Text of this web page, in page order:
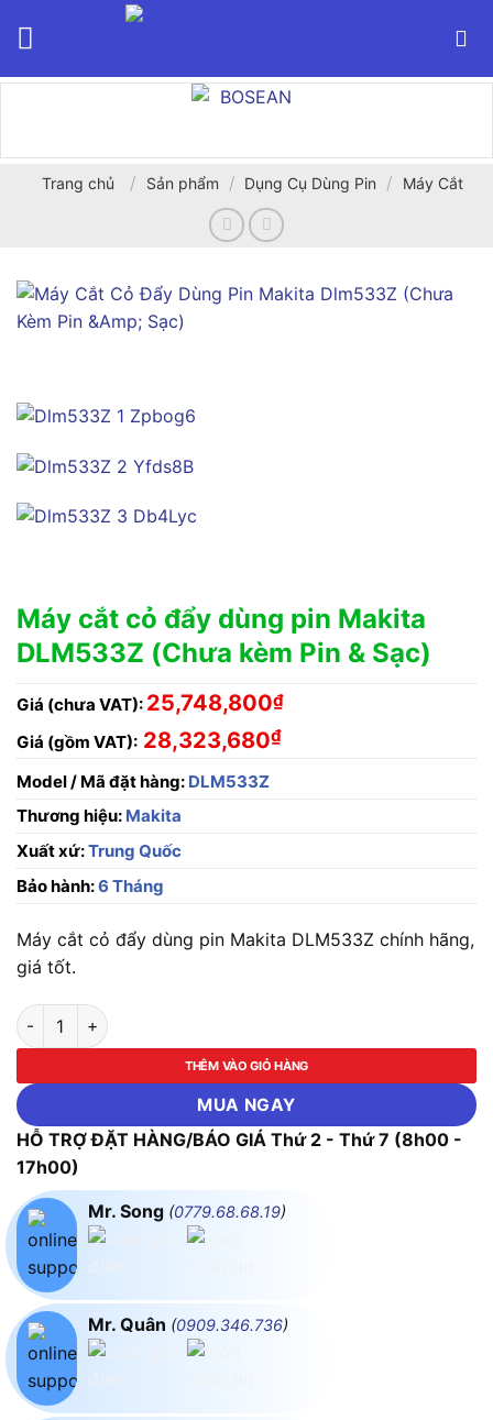
Trang chủ / Sản phẩm / Dụng Cụ Dùng Pin / Máy Cắt
Máy cắt cỏ đẩy dùng pin Makita
DLM533Z (Chưa kèm Pin & Sạc)
Giá (chưa VAT): 25,748,800₫
Giá (gồm VAT): 28,323,680₫
Model / Mã đặt hàng: DLM533Z
Thương hiệu: Makita
Xuất xứ:Trung Quốc
Bảo hành:6 Tháng
Máy cắt cỏ đẩy dùng pin Makita DLM533Z chính hãng,
giá tốt.
Máy cắt cỏ đẩy dùng pin Makita DLM533Z (Chưa kèm Pin &
THÊM VÀO GIỎ HÀNG
MUA NGAY
HỖ TRỢ ĐẶT HÀNG/BÁO GIÁ Thứ 2 - Thứ 7 (8h00 -
17h00)
Mr. Song (0779.68.68.19)
Mr. Quân (0909.346.736)